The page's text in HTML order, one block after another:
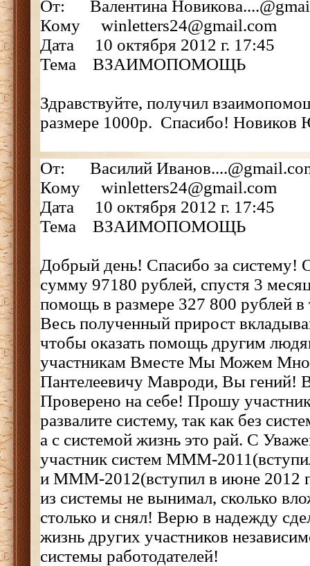
От: Валентина
Кому winletters24@gmail.com
Дата 10 октября 2012 г. 17:45
Тема ВЗАИМОПОМОЩЬ
Здравствуйте, получил
размере 1000р. Спасибо!
От: Василий
Кому winletters24@gmail.com
Дата 10 октября 2012 г. 17:45
Тема ВЗАИМОПОМОЩЬ
Добрый день! Спасибо за систему!
сумму 97180 рублей, спустя 3
помощь в размере 327 800 рублей в
Весь полученный прирост
чтобы оказать помощь другим
участникам Вместе Мы Можем
Пантелеевичу Мавроди, Вы гений!
Проверено на себе! Прошу
развалите систему, так как без
а с системой жизнь это рай. С
участник систем МММ-
и МММ-2012(вступил в июне 2012
из системы не вынимал, сколько
столько и снял! Верю в надежду
жизнь других участников
системы работодателей!